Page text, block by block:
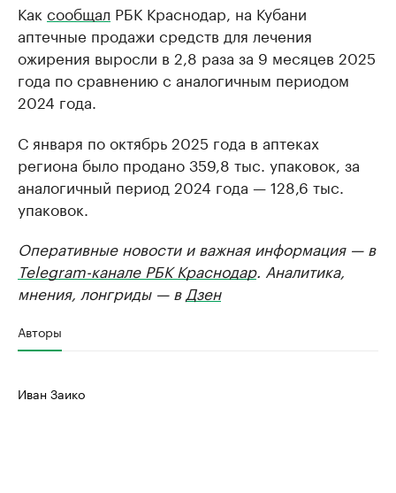
Как сообщал РБК Краснодар, на Кубани
аптечные продажи средств для лечения
ожирения выросли в 2,8 раза за 9 месяцев 2025
года по сравнению с аналогичным периодом
2024 года.
С января по октябрь 2025 года в аптеках
региона было продано 359,8 тыс. упаковок, за
аналогичный период 2024 года — 128,6 тыс.
упаковок.
Оперативные новости и важная информация — в
Telegram-канале РБК Краснодар. Аналитика,
мнения, лонгриды — в Дзен
Авторы
Иван Заико